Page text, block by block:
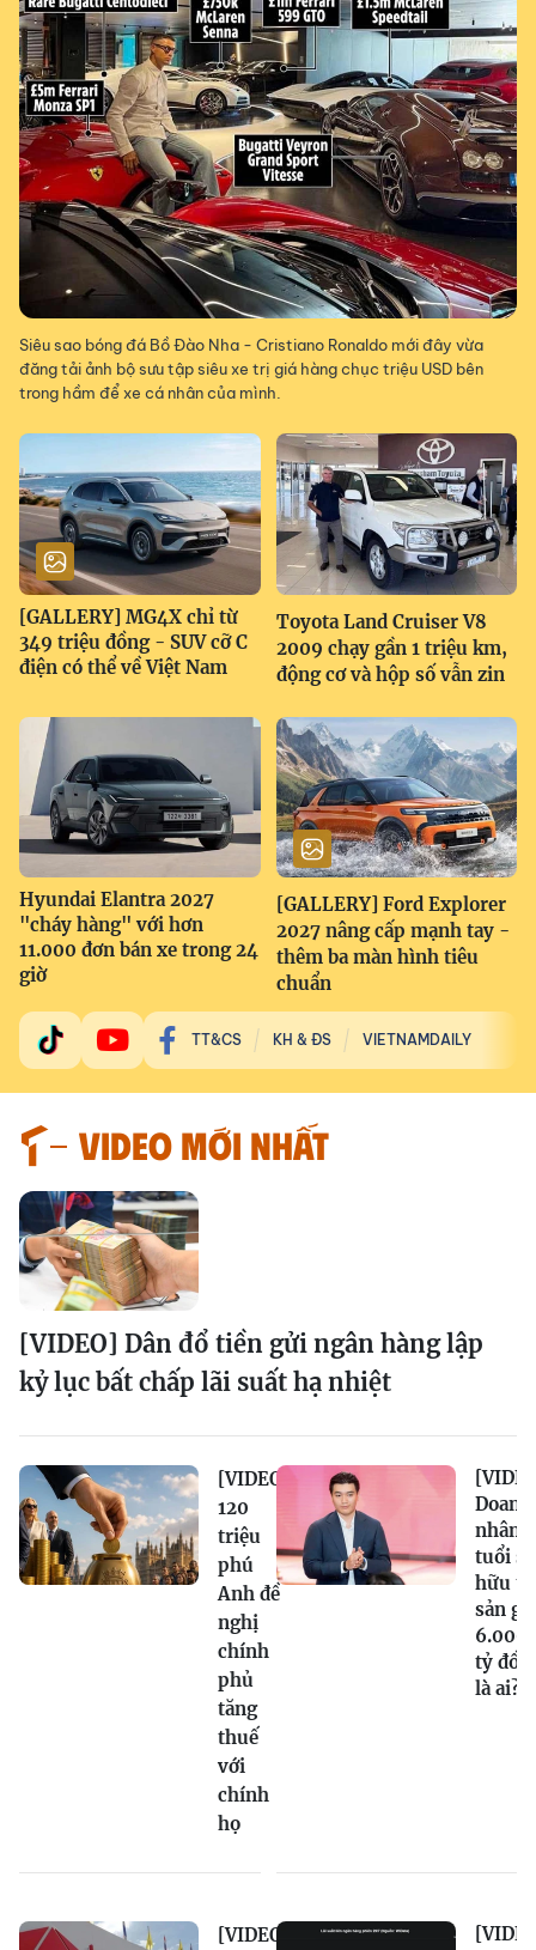
Siêu sao bóng đá Bồ Đào Nha - Cristiano Ronaldo mới đây vừa
đăng tải ảnh bộ sưu tập siêu xe trị giá hàng chục triệu USD bên
trong hầm để xe cá nhân của mình.
[GALLERY] MG4X chỉ từ
349 triệu đồng - SUV cỡ C
điện có thể về Việt Nam
Toyota Land Cruiser V8
2009 chạy gần 1 triệu km,
động cơ và hộp số vẫn zin
Hyundai Elantra 2027
"cháy hàng" với hơn
11.000 đơn bán xe trong 24
giờ
[GALLERY] Ford Explorer
2027 nâng cấp mạnh tay -
thêm ba màn hình tiêu
chuẩn
TT&CS KH & ĐS VIETNAMDAILY
VIDEO MỚI NHẤT
[VIDEO] Dân đổ tiền gửi ngân hàng lập
kỷ lục bất chấp lãi suất hạ nhiệt
[VIDEO]
120
triệu
phú
Anh đề
nghị
chính
phủ
tăng
thuế
với
chính
họ
Doanh
nhân
tuổi sở
hữu
sản
6.000
tỷ
là ai?
[VIDEO]